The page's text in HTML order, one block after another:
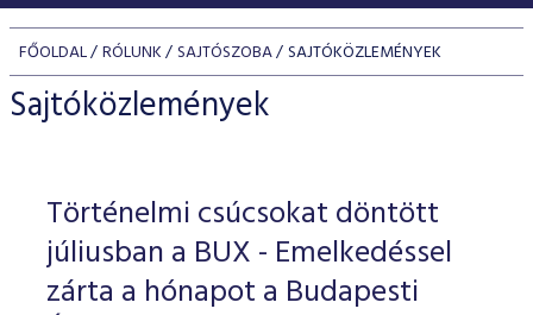
KERESKEDÉSI ADATOK
INDEXEK
Jelzáloglevél indexek
Vállalati kötvény indexek
Azonnali Piac
Részvények
Származékos piac
BEFEKTETŐK
Részvény szekció
Hitelpapír szekció
BÉT szabályzatok
Befektetővédelem
Alkalmazott díjstruktúra
Elszámolás
Részvény és vállalati kötvény tőzsdei bevezetését
program
BÉT Xtend - Részvénypiac egyszerűen
TŐZSDETAGOK
Tőzsdetagok, üzletkötők
VENDOROK
FŐOLDAL RÓLUNK SAJTÓSZOBA SAJTÓKÖZLEMÉNYEK
Sajtóközlemények
Történelmi csúcsokat döntött
júliusban a BUX - Emelkedéssel
zárta a hónapot a Budapesti